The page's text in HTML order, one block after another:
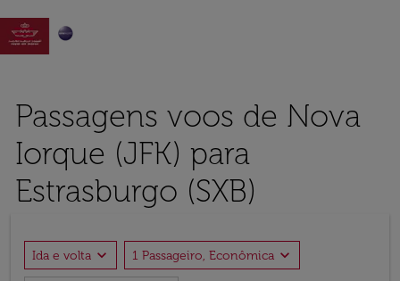

Passagens voos de Nova
Iorque (JFK) para
Estrasburgo (SXB)
Ida e volta expand_more 1 Passageiro, Econômica expand_more